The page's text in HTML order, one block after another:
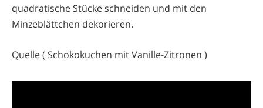
quadratische Stücke schneiden und mit den
Minzeblättchen dekorieren.
Quelle ( Schokokuchen mit Vanille-Zitronen )